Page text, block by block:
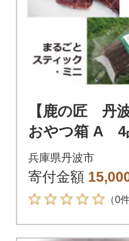
【鹿の匠 丹
おやつ箱 A
用・猫用
兵庫県丹波市
寄付金額
（0件